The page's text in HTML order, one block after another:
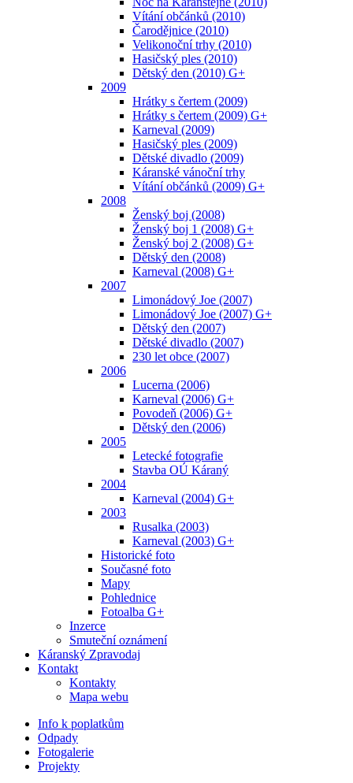
Vítání občánků (2010)
Čarodějnice (2010)
Velikonoční trhy (2010)
Hasičský ples (2010)
Dětský den (2010) G+
2009
Hrátky s čertem (2009)
Hrátky s čertem (2009) G+
Karneval (2009)
Hasičský ples (2009)
Dětské divadlo (2009)
Káranské vánoční trhy
Vítání občánků (2009) G+
2008
Ženský boj (2008)
Ženský boj 1 (2008) G+
Ženský boj 2 (2008) G+
Dětský den (2008)
Karneval (2008) G+
2007
Limonádový Joe (2007)
Limonádový Joe (2007) G+
Dětský den (2007)
Dětské divadlo (2007)
230 let obce (2007)
2006
Lucerna (2006)
Karneval (2006) G+
Povodeň (2006) G+
Dětský den (2006)
2005
Letecké fotografie
Stavba OÚ Káraný
2004
Karneval (2004) G+
2003
Rusalka (2003)
Karneval (2003) G+
Historické foto
Současné foto
Mapy
Pohlednice
Fotoalba G+
Inzerce
Smuteční oznámení
Káranský Zpravodaj
Kontakt
Kontakty
Mapa webu
Info k poplatkům
Odpady
Fotogalerie
Projekty